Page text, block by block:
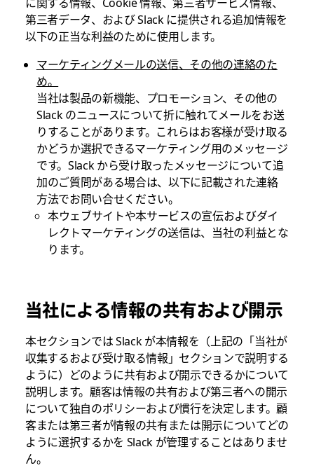
第三者データ、および Slack に提供される追加情報を
以下の正当な利益のために使用します。
マーケティングメールの送信、その他の連絡のた
め。
当社は製品の新機能、プロモーション、その他の
Slack のニュースについて折に触れてメールをお送
りすることがあります。これらはお客様が受け取る
かどうか選択できるマーケティング用のメッセージ
です。Slack から受け取ったメッセージについて追
加のご質問がある場合は、以下に記載された連絡
方法でお問い合せください。
本ウェブサイトや本サービスの宣伝およびダイ
レクトマーケティングの送信は、当社の利益とな
ります。
当社による情報の共有および開示
本セクションでは Slack が本情報を（上記の「当社が
収集するおよび受け取る情報」セクションで説明する
ように）どのように共有および開示できるかについて
説明します。顧客は情報の共有および第三者への開示
について独自のポリシーおよび慣行を決定します。顧
客または第三者が情報の共有または開示についてどの
ように選択するかを Slack が管理することはありませ
ん。